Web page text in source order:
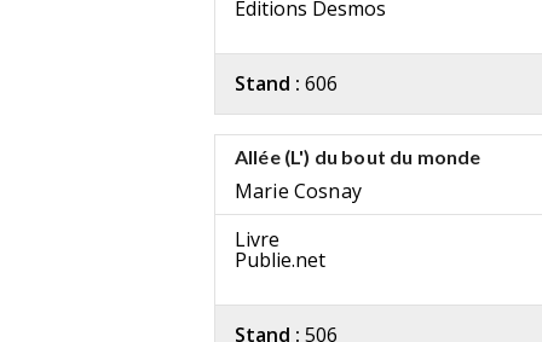
Éditions Desmos
Stand : 606
Allée (L') du bout du monde
Marie Cosnay
Livre
Publie.net
Stand : 506